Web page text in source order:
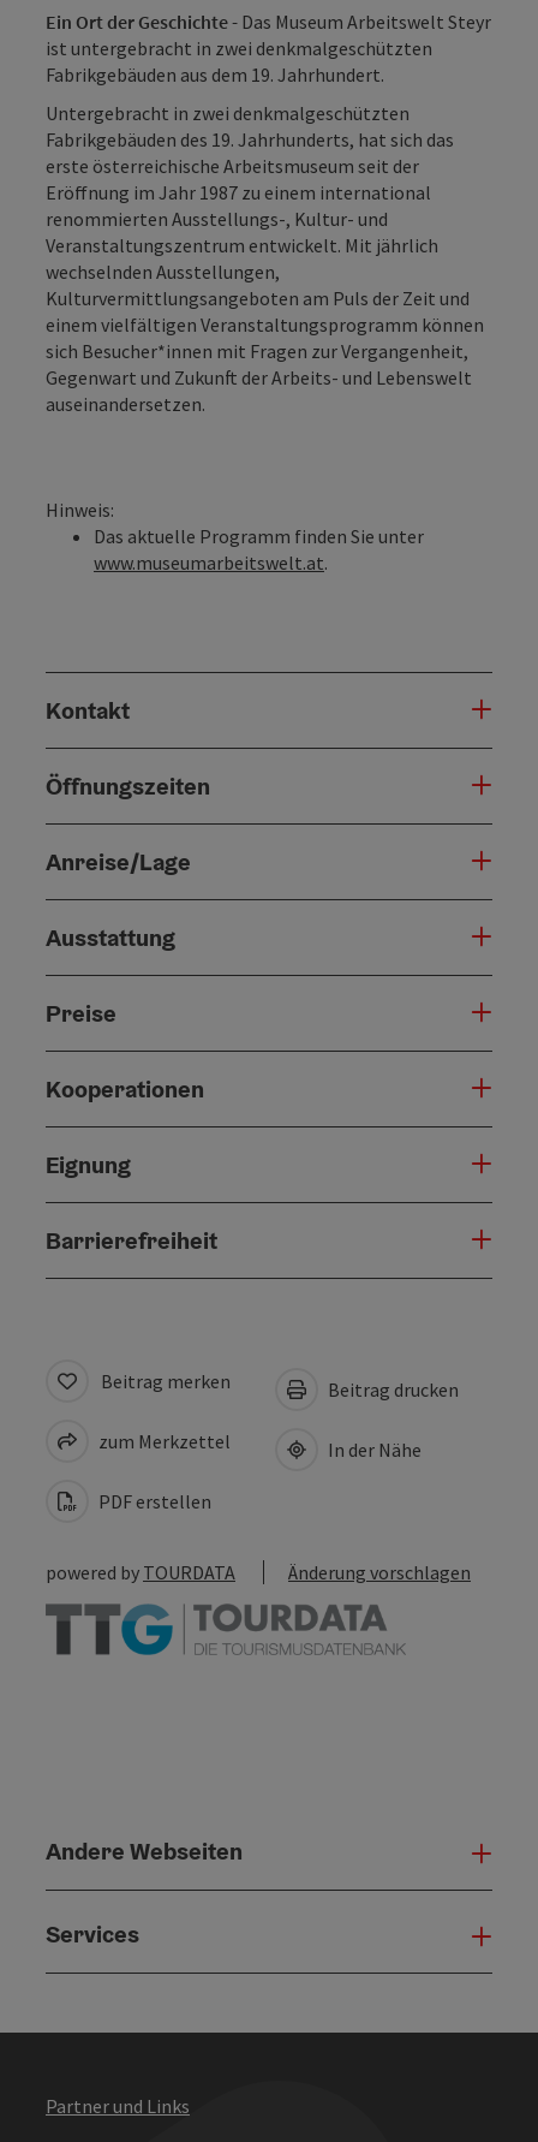
Ein Ort der Geschichte - Das Museum Arbeitswelt Steyr
ist untergebracht in zwei denkmalgeschützten
Fabrikgebäuden aus dem 19. Jahrhundert.
Untergebracht in zwei denkmalgeschützten
Fabrikgebäuden des 19. Jahrhunderts, hat sich das
erste österreichische Arbeitsmuseum seit der
Eröffnung im Jahr 1987 zu einem international
renommierten Ausstellungs-, Kultur- und
Veranstaltungszentrum entwickelt. Mit jährlich
wechselnden Ausstellungen,
Kulturvermittlungsangeboten am Puls der Zeit und
einem vielfältigen Veranstaltungsprogramm können
sich Besucher*innen mit Fragen zur Vergangenheit,
Gegenwart und Zukunft der Arbeits- und Lebenswelt
auseinandersetzen.
Hinweis:
Das aktuelle Programm finden Sie unter
www.museumarbeitswelt.at.
Kontakt
Öffnungszeiten
Anreise/Lage
Ausstattung
Preise
Kooperationen
Eignung
Barrierefreiheit
Beitrag merken
zum Merkzettel
PDF erstellen
Beitrag drucken
In der Nähe
powered by TOURDATA Änderung vorschlagen
Andere Webseiten
Services
Partner und Links